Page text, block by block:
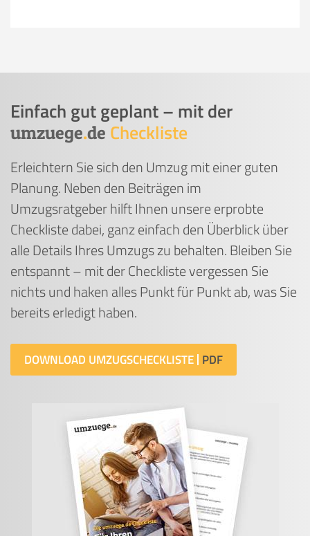
Einfach gut geplant – mit der
umzuege.de Checkliste
Erleichtern Sie sich den Umzug mit einer guten
Planung. Neben den Beiträgen im
Umzugsratgeber hilft Ihnen unsere erprobte
Checkliste dabei, ganz einfach den Überblick über
alle Details Ihres Umzugs zu behalten. Bleiben Sie
entspannt – mit der Checkliste vergessen Sie
nichts und haken alles Punkt für Punkt ab, was Sie
bereits erledigt haben.
DOWNLOAD UMZUGSCHECKLISTE